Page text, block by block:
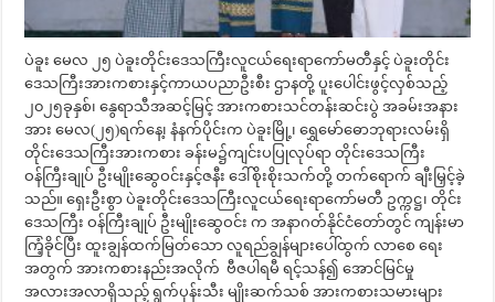
ပဲခူး မေလ ၂၅ ပဲခူးတိုင်းဒေသကြီးလူငယ်ရေးရာကော်မတီနှင့် ပဲခူးတိုင်း
ဒေသကြီးအားကစားနှင့်ကာယပညာဦးစီး ဌာနတို့ ပူးပေါင်းဖွင့်လှစ်သည့်
၂၀၂၅ခုနှစ်၊ နွေရာသီအဆင့်မြင့် အားကစားသင်တန်းဆင်းပွဲ အခမ်းအနား
အား မေလ(၂၅)ရက်နေ့၊ နံနက်ပိုင်းက ပဲခူးမြို့၊ ရွှေမော်ဓောဘုရားလမ်းရှိ
တိုင်းဒေသကြီးအားကစား ခန်းမ၌ကျင်းပပြုလုပ်ရာ တိုင်းဒေသကြီး
ဝန်ကြီးချုပ် ဦးမျိုးဆွေဝင်းနှင့်ဇနီး ဒေါ်စိုးစိုးသက်တို့ တက်ရောက် ချီးမြှင့်ခဲ့
သည်။ ရှေးဦးစွာ ပဲခူးတိုင်းဒေသကြီးလူငယ်ရေးရာကော်မတီ ဥက္ကဋ္ဌ၊ တိုင်း
ဒေသကြီး ဝန်ကြီးချုပ် ဦးမျိုးဆွေဝင်း က အနာဂတ်နိုင်ငံတော်တွင် ကျန်းမာ
ကြံ့ခိုင်ပြီး ထူးချွန်ထက်မြတ်သော လူရည်ချွန်များပေါ်ထွက် လာစေ ရေး
အတွက် အားကစားနည်းအလိုက် ဗီဇပါရမီ ရင့်သန်၍ အောင်မြင်မှု
အလားအလာရှိသည့် ရွက်ပုန်းသီး မျိုးဆက်သစ် အားကစားသမားများ